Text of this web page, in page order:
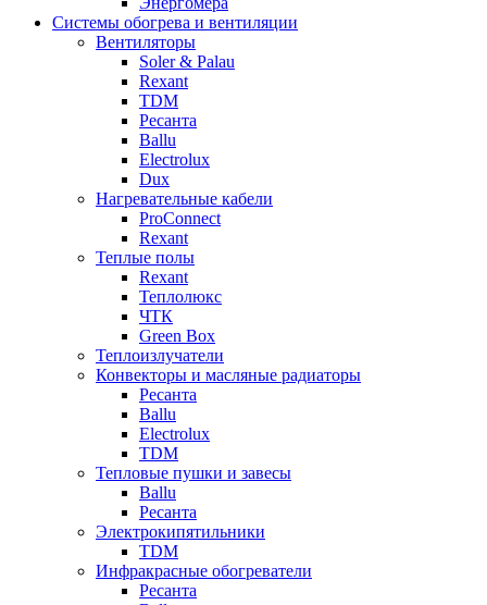
Системы обогрева и вентиляции
Вентиляторы
Soler & Palau
Rexant
TDM
Ресанта
Ballu
Electrolux
Dux
Нагревательные кабели
ProConnect
Rexant
Теплые полы
Rexant
Теплолюкс
ЧТК
Green Box
Теплоизлучатели
Конвекторы и масляные радиаторы
Ресанта
Ballu
Electrolux
TDM
Тепловые пушки и завесы
Ballu
Ресанта
Электрокипятильники
TDM
Инфракрасные обогреватели
Ресанта